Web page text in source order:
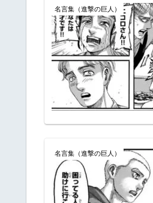
名言集（進撃の巨人）
名言集（進撃の巨人）